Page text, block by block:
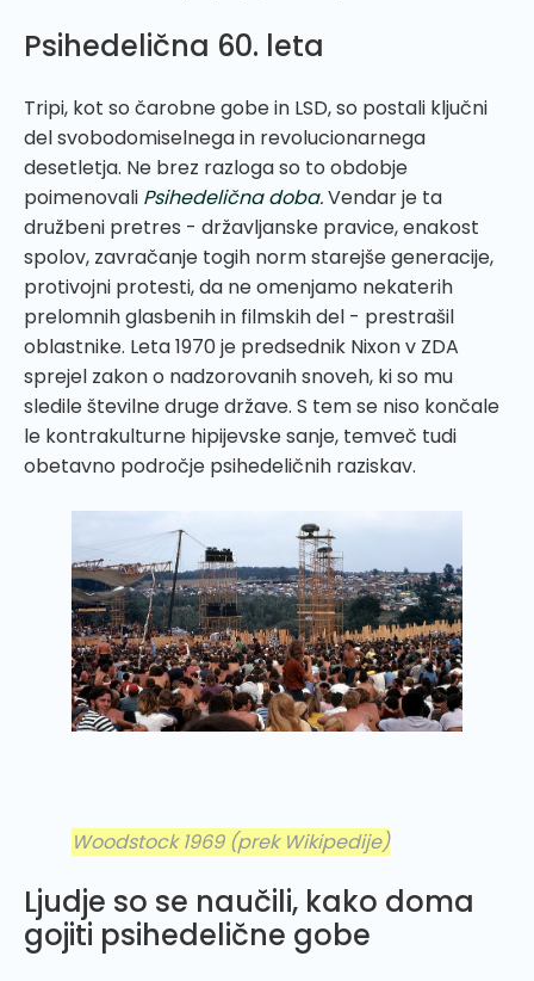
Psihedelična 60. leta
Tripi, kot so čarobne gobe in LSD, so postali ključni
del svobodomiselnega in revolucionarnega
desetletja. Ne brez razloga so to obdobje
poimenovali Psihedelična doba.Vendar je ta
družbeni pretres - državljanske pravice, enakost
spolov, zavračanje togih norm starejše generacije,
protivojni protesti, da ne omenjamo nekaterih
prelomnih glasbenih in filmskih del - prestrašil
oblastnike. Leta 1970 je predsednik Nixon v ZDA
sprejel zakon o nadzorovanih snoveh, ki so mu
sledile številne druge države. S tem se niso končale
le kontrakulturne hipijevske sanje, temveč tudi
obetavno področje psihedeličnih raziskav.
Woodstock 1969 (prek Wikipedije)
Ljudje so se naučili, kako doma
gojiti psihedelične gobe